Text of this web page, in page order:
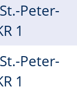
Peter-
1
Peter-
1